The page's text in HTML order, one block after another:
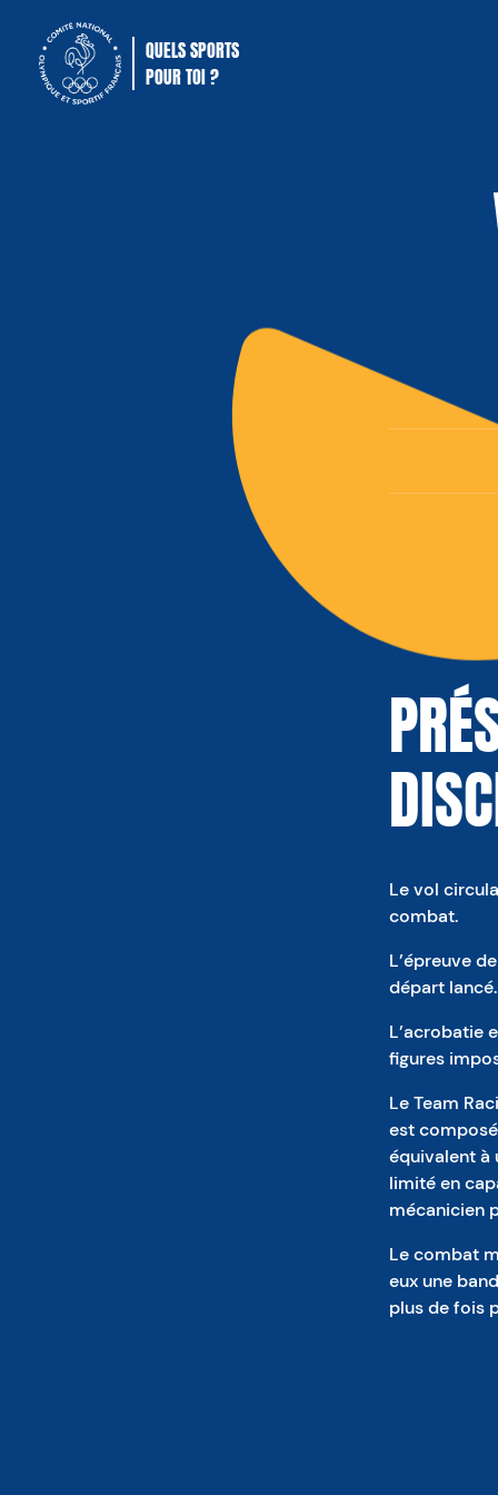
Comité National Olympique Sportif Français
QUELS SPORTS
POUR TOI ?
Le vol
combat.
L’épreuve
départ lancé.
L’acrobatie
figures
Le Team
est
équivalent à
limité en
mécanicien
Le combat
eux une
plus de fois